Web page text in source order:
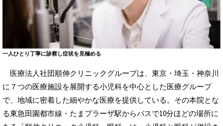
一人ひとり丁寧に診察し症状を見極める
医療法人社団順伸クリニックグループは、東京・埼玉・神奈川
に７つの医療施設を展開する小児科を中心とした医療グループ
で、地域に密着した細やかな医療を提供している。その本院とな
る東急田園都市線・たまプラーザ駅からバスで10分ほどの場所に